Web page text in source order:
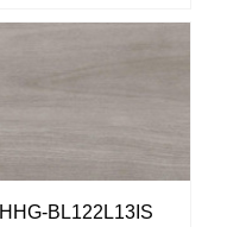
HHG-BL122L13IS